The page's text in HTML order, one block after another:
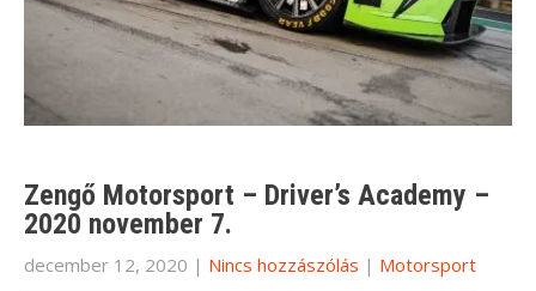
Zengő Motorsport – Driver’s Academy –
2020 november 7.
december 12, 2020 | Nincs hozzászólás | Motorsport